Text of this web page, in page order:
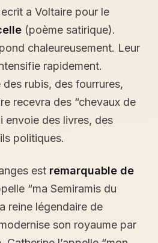
a Voltaire pour le
(poème satirique).
chaleureusement. Leur
rapidement.
rubis, des fourrures,
recevra des “chevaux de
envoie des livres, des
politiques.
est remarquable de
“ma Semiramis du
reine légendaire de
son royaume par